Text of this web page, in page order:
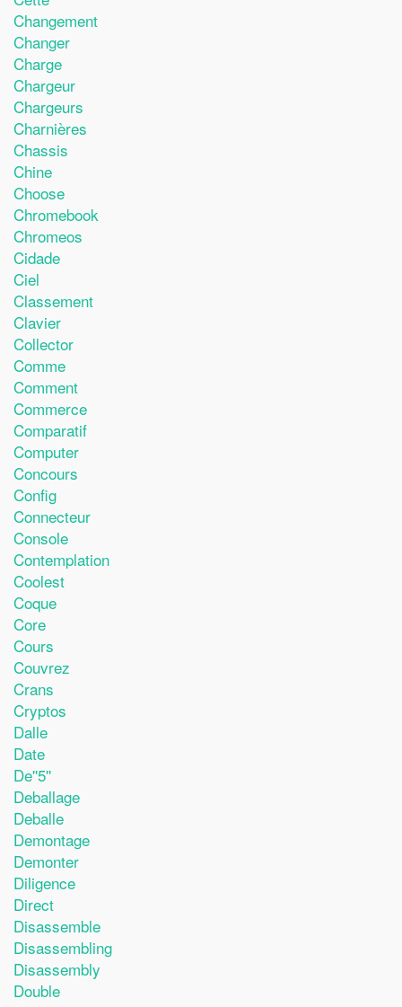
Changement
Changer
Charge
Chargeur
Chargeurs
Charnières
Chassis
Chine
Choose
Chromebook
Chromeos
Cidade
Ciel
Classement
Clavier
Collector
Comme
Comment
Commerce
Comparatif
Computer
Concours
Config
Connecteur
Console
Contemplation
Coolest
Coque
Core
Cours
Couvrez
Crans
Cryptos
Dalle
Date
De''5''
Deballage
Deballe
Demontage
Demonter
Diligence
Direct
Disassemble
Disassembling
Disassembly
Double